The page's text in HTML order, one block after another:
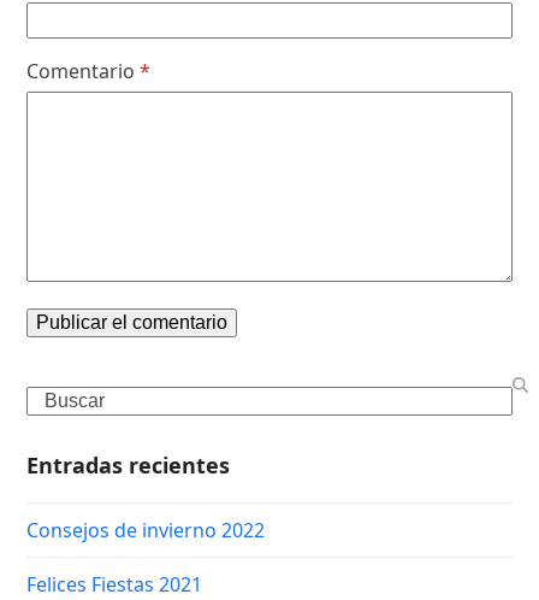
Comentario*
Search
Entradas recientes
Consejos de invierno 2022
Felices Fiestas 2021